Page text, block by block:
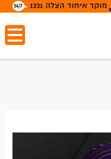
מוקד איחוד הצלה 1221